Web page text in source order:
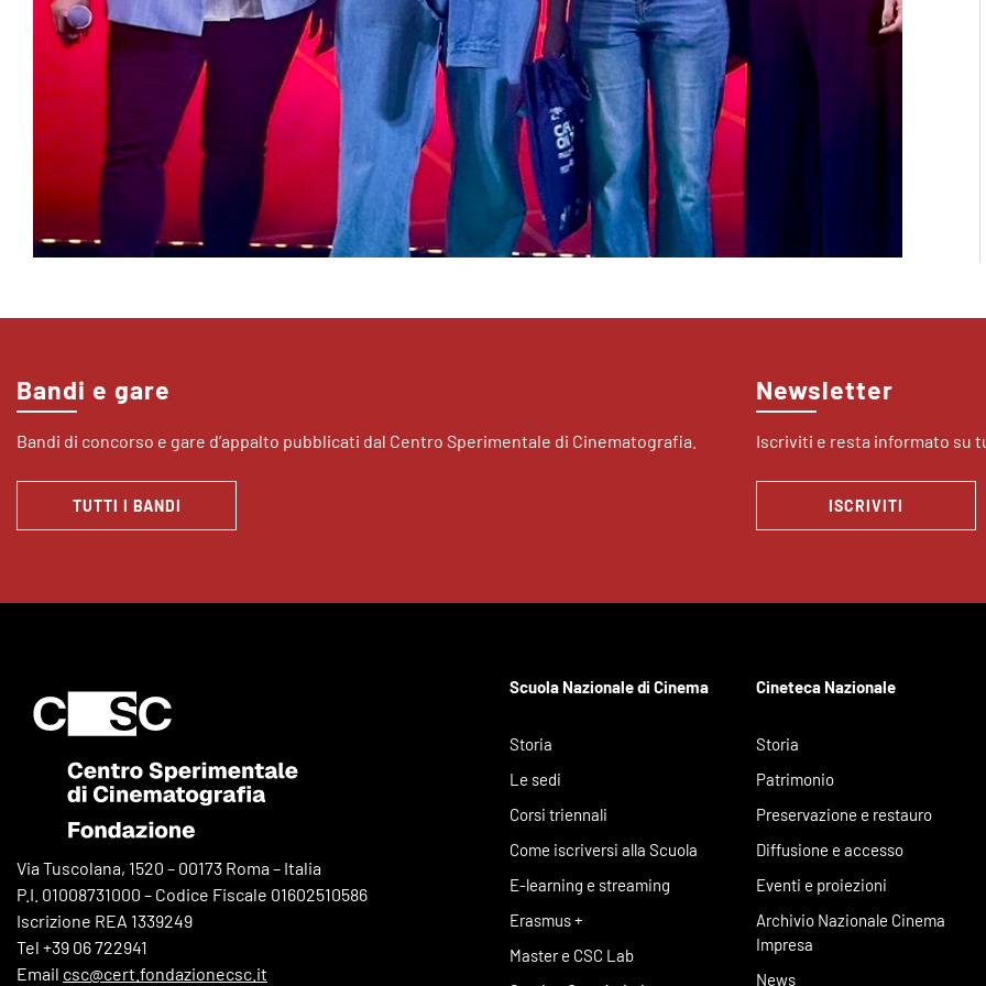
Bandi e gare
Bandi di concorso e gare d’appalto pubblicati dal Centro Sperimentale di Cinematografia.
TUTTI I BANDI
Newsletter
Iscriviti e resta informato su
ISCRIVITI
Via Tuscolana, 1520 – 00173 Roma – Italia
P.I. 01008731000 – Codice Fiscale 01602510586
Iscrizione REA 1339249
Tel +39 06 722941
Email csc@cert.fondazionecsc.it
Scuola Nazionale di Cinema
Storia
Le sedi
Corsi triennali
Come iscriversi alla Scuola
E-learning e streaming
Erasmus +
Master e CSC Lab
Cineteca Nazionale
Storia
Patrimonio
Preservazione e restauro
Diffusione e accesso
Eventi e proiezioni
Archivio Nazionale Cinema
Impresa
News